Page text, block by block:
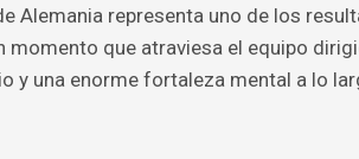
Alemania representa uno de los
momento que atraviesa el equipo
y una enorme fortaleza mental a lo